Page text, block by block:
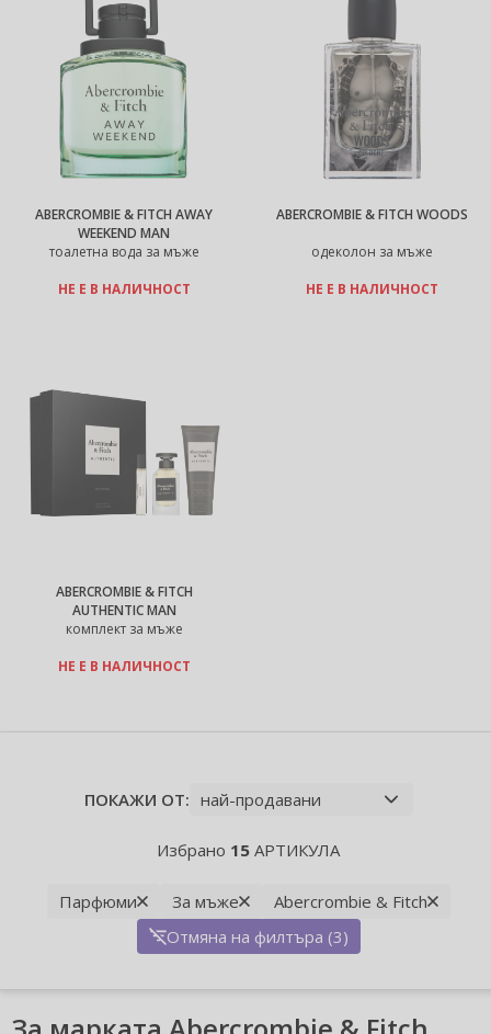
ABERCROMBIE & FITCH AWAY
WEEKEND MAN
тоалетна вода за мъже
НЕ Е В НАЛИЧНОСТ
ABERCROMBIE & FITCH WOODS
одеколон за мъже
НЕ Е В НАЛИЧНОСТ
ABERCROMBIE & FITCH
AUTHENTIC MAN
комплект за мъже
НЕ Е В НАЛИЧНОСТ
ПОКАЖИ ОТ:
Избрано 15 АРТИКУЛА
Парфюми За мъже
Abercrombie & Fitch
Отмяна на филтъра (3)